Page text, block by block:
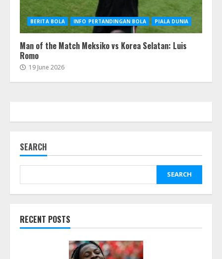
BERITA BOLA INFO PERTANDINGAN BOLA PIALA DUNIA
Man of the Match Meksiko vs Korea Selatan: Luis
Romo
19 June 2026
SEARCH
SEARCH
RECENT POSTS